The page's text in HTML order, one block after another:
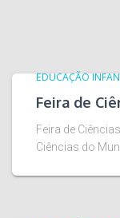
EDUCAÇÃO
Feira de
Feira de
Ciências do